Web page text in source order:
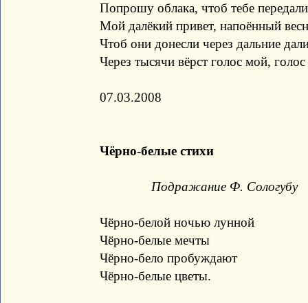
Попрошу облака, чтоб тебе передали
Мой далёкий привет, напоённый
Чтоб они донесли через дальние
Через тысячи вёрст голос мой,
07.03.2008
Чёрно-белые стихи
Подражание Ф. Сологубу
Чёрно-белой ночью лунной
Чёрно-белые мечты
Чёрно-бело пробуждают
Чёрно-белые цветы.